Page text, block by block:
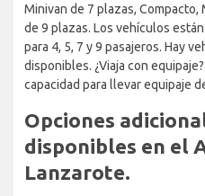
Minivan de 7 plazas, Compacto,
de 9 plazas. Los vehículos
para 4, 5, 7 y 9 pasajeros. Hay
disponibles. ¿Viaja con
capacidad para llevar equipaje
Opciones
disponibles en el
Lanzarote.